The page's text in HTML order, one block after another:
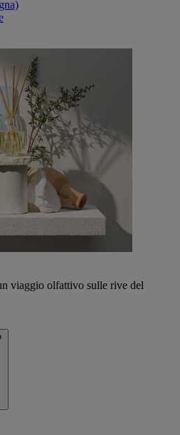
viaggio olfattivo sulle rive del